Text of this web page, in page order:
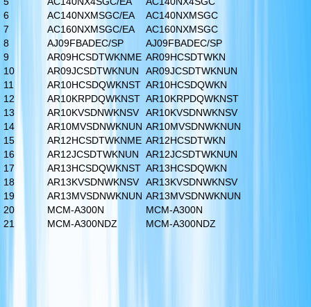
6
AC140NXMSGC/EA
AC140NXMSGC
7
AC160NXMSGC/EA
AC160NXMSGC
8
AJ09FBADEC/SP
AJ09FBADEC/SP
9
AR09HCSDTWKNME AR09HCSDTWKN
10
AR09JCSDTWKNUN
AR09JCSDTWKNUN
11
AR10HCSDQWKNST AR10HCSDQWKN
12
AR10KRPDQWKNST AR10KRPDQWKNST
13
AR10KVSDNWKNSV
AR10KVSDNWKNSV
14
AR10MVSDNWKNUN AR10MVSDNWKNUN
15
AR12HCSDTWKNME AR12HCSDTWKN
16
AR12JCSDTWKNUN
AR12JCSDTWKNUN
17
AR13HCSDQWKNST AR13HCSDQWKN
18
AR13KVSDNWKNSV
AR13KVSDNWKNSV
19
AR13MVSDNWKNUN AR13MVSDNWKNUN
20
MCM-A300N
MCM-A300N
21
MCM-A300NDZ MCM-A300NDZ